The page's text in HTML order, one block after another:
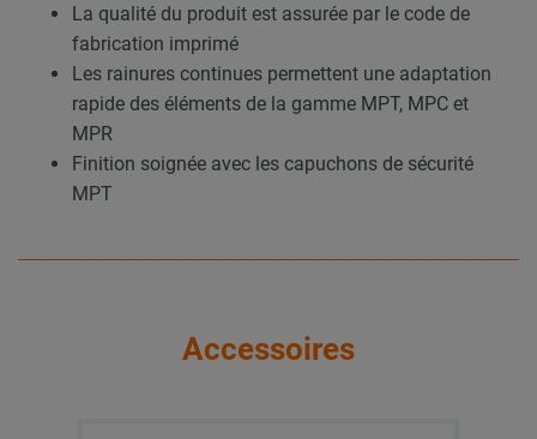
La qualité du produit est assurée par le code de
fabrication imprimé
Les rainures continues permettent une adaptation
rapide des éléments de la gamme MPT, MPC et
MPR
Finition soignée avec les capuchons de sécurité
MPT
Accessoires